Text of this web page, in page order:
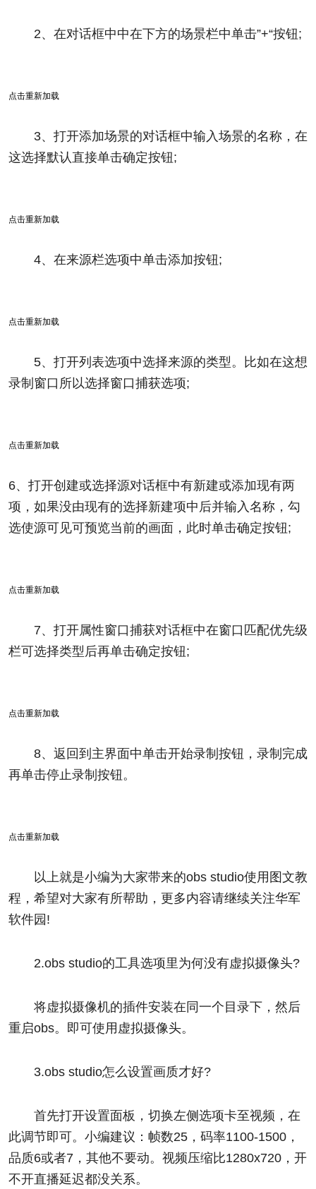
2、在对话框中中在下方的场景栏中单击”+“按钮;
点击重新加载
3、打开添加场景的对话框中输入场景的名称，在
这选择默认直接单击确定按钮;
点击重新加载
4、在来源栏选项中单击添加按钮;
点击重新加载
5、打开列表选项中选择来源的类型。比如在这想
录制窗口所以选择窗口捕获选项;
点击重新加载
6、打开创建或选择源对话框中有新建或添加现有两
项，如果没由现有的选择新建项中后并输入名称，勾
选使源可见可预览当前的画面，此时单击确定按钮;
点击重新加载
7、打开属性窗口捕获对话框中在窗口匹配优先级
栏可选择类型后再单击确定按钮;
点击重新加载
8、返回到主界面中单击开始录制按钮，录制完成
再单击停止录制按钮。
点击重新加载
以上就是小编为大家带来的obs studio使用图文教
程，希望对大家有所帮助，更多内容请继续关注华军
软件园!
2.obs studio的工具选项里为何没有虚拟摄像头?
将虚拟摄像机的插件安装在同一个目录下，然后
重启obs。即可使用虚拟摄像头。
3.obs studio怎么设置画质才好?
首先打开设置面板，切换左侧选项卡至视频，在
此调节即可。小编建议：帧数25，码率1100-1500，
品质6或者7，其他不要动。视频压缩比1280x720，开
不开直播延迟都没关系。